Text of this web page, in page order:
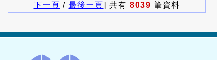
下一頁 / 最後一頁] 共有 8039 筆資料